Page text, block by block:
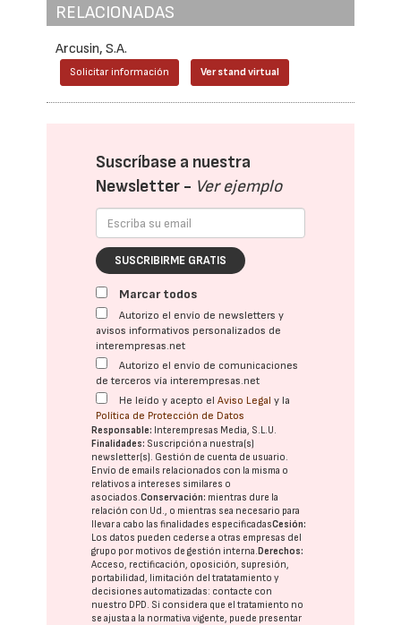
RELACIONADAS
Arcusin, S.A.
Solicitar información Ver stand virtual
Suscríbase a nuestra
Newsletter - Ver ejemplo
SUSCRIBIRME GRATIS
Marcar todos
Autorizo el envío de newsletters y
avisos informativos personalizados de
interempresas.net
Autorizo el envío de comunicaciones
de terceros vía interempresas.net
He leído y acepto elAviso Legal y la
Política de Protección de Datos
Responsable: Interempresas Media, S.L.U.
Finalidades: Suscripción a nuestra(s)
newsletter(s). Gestión de cuenta de usuario.
Envío de emails relacionados con la misma o
relativos a intereses similares o
asociados.Conservación: mientras dure la
relación con Ud., o mientras sea necesario para
llevar a cabo las finalidades especificadasCesión:
Los datos pueden cederse a otras empresas del
grupo por motivos de gestión interna.Derechos:
Acceso, rectificación, oposición, supresión,
portabilidad, limitación del tratatamiento y
decisiones automatizadas: contacte con
nuestro DPD. Si considera que el tratamiento no
se ajusta a la normativa vigente, puede presentar